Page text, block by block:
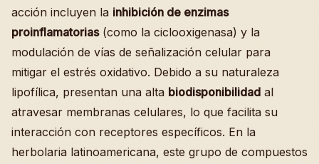
acción incluyen la inhibición de enzimas
proinflamatorias(como la ciclooxigenasa) y la
modulación de vías de señalización celular para
mitigar el estrés oxidativo. Debido a su naturaleza
lipofílica, presentan una alta biodisponibilidad al
atravesar membranas celulares, lo que facilita su
interacción con receptores específicos. En la
herbolaria latinoamericana, este grupo de compuestos